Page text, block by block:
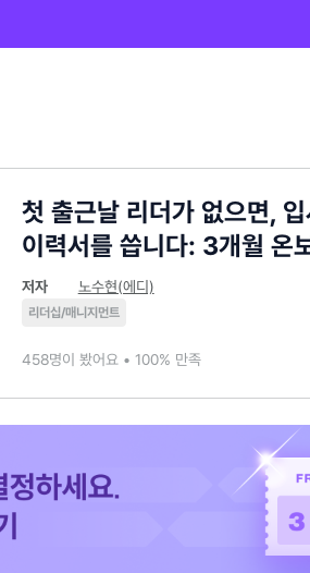
첫 출근날 리더가 없으면,
이력서를 씁니다: 3개월 온
저자 노수현(에디)
리더십/매니지먼트
458명이 봤어요 • 100% 만족